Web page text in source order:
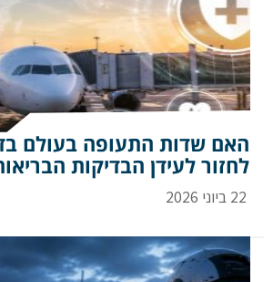
האם שדות התעופה בעולם
לחזור לעידן הבדיקות
22 ביוני 2026